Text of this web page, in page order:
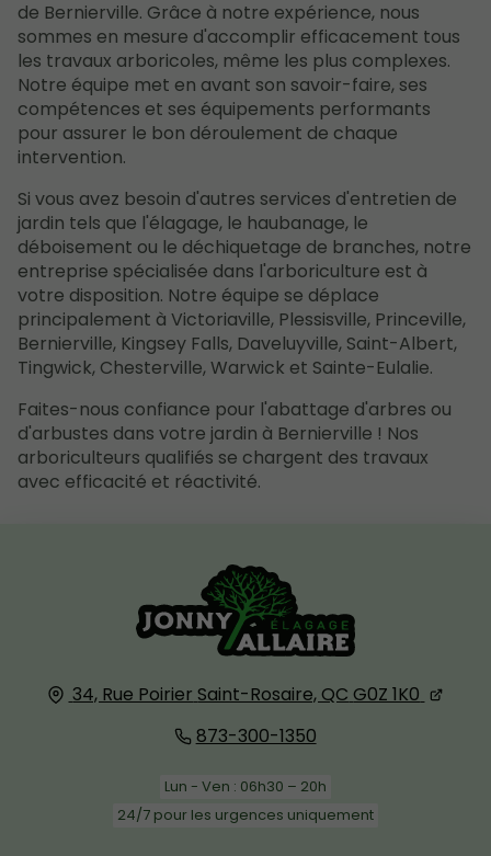
de Bernierville. Grâce à notre expérience, nous
sommes en mesure d'accomplir efficacement tous
les travaux arboricoles, même les plus complexes.
Notre équipe met en avant son savoir-faire, ses
compétences et ses équipements performants
pour assurer le bon déroulement de chaque
intervention.
Si vous avez besoin d'autres services d'entretien de
jardin tels que l'élagage, le haubanage, le
déboisement ou le déchiquetage de branches, notre
entreprise spécialisée dans l'arboriculture est à
votre disposition. Notre équipe se déplace
principalement à Victoriaville, Plessisville, Princeville,
Bernierville, Kingsey Falls, Daveluyville, Saint-Albert,
Tingwick, Chesterville, Warwick et Sainte-Eulalie.
Faites-nous confiance pour l'abattage d'arbres ou
d'arbustes dans votre jardin à Bernierville ! Nos
arboriculteurs qualifiés se chargent des travaux
avec efficacité et réactivité.
34, Rue Poirier Saint-Rosaire, QC G0Z 1K0
873-300-1350
Lun - Ven : 06h30 – 20h
24/7 pour les urgences uniquement